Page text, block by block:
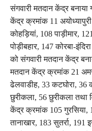
संगवारी मतदान केंद्र बनाया
केंद्र क्रमांक 11
कोहड़ियां, 108 पाड़ीमार,
पोड़ीबहार, 147 कोरबा-
को संगवारी मतदान केंद्र
मतदान केंद्र क्रमांक 21
ढेलवाडीह, 33 कटघोरा, 36
छुरीकला, 56 छुरीकला तथा
केंद्र क्रमांक 105 गुरसिया,
तानाखार, 183 सुतर्रा,